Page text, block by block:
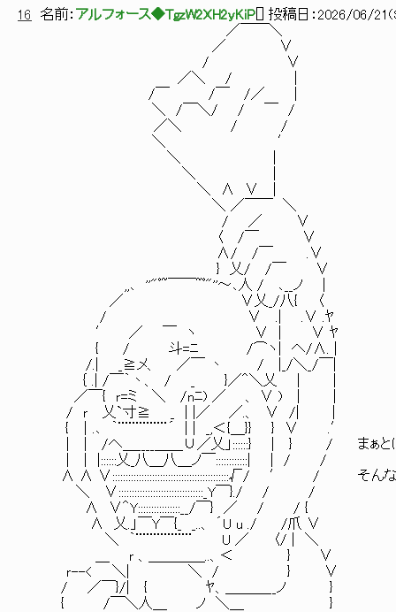
16 名前： アルフォース◆TgzW2XH2yKiP ] 投稿日： 2026/06/
／￣￣＼
／ ∨
/ ∨
／＼ / |
/￣ /￣ /／ |
＼ /￣＼/ / ￣ /
／＼ / /
＼ ′
＼ |
＼ |
＼ ∧ ∨ |
＼ ／￣￣ ＼
/ ／ ∨
〈 /￣ ∨
∧/ /￣ .∨
} 乂/ /￣ ∨
,,､ ''"ﾟ~￣￣~ﾟ"''～､人 / ､__ノ |
／ ∨乂_/八{ 〈
/ ∨ .| .∨ .ﾔ
′ ／ ￣ ヽ ∨ | ∨ ﾔ
{ / 斗=ﾆ /⌒ヽ| へ/∧. |
/.| _≧メ、 ／￣ 丶 / |_/＼_/￣|
｛ .| /￣｀丶、 / _ }／＾＼乂 | |
／￣{ ｒ=ミ ＼ /nﾆ) ／ 、 ∨ ) | |
/ ｒ 乂`寸≧ _ | |／ ／.、 ∨ /| |
{ ｜.､ ｀¨¨¨¨¨¨¨´ | | _,＜{＿}} } ∨ .′
| | /へ＿____＿＿∪／乂」::::::} | } / まぁとはいって
| | |::::::乂_八＿八＿ノ￣::::::::::::| | / /
∧ ∧ ∨::::::::::::::::::::::::::::::::::::::::::::√/ ′ / そんなグルメ
＼ ∨::::::::::::::::::::::::::::::::_Y￣}./ / /
∧ ∨＾Y::::::::::::::::__/￣} ／ / / {
∧ 乂.」￣Y￣{_ _..、 ´U u ./ /爪 ∨
＼ ｀¨¨¨¨¨¨¨¨ U ／ 〈/ | ＼
＿ ｒ 、＿＿＿＿..、＜ } ∨
ｒ--< ＼| ＼ / } ∨
/ ／￣}/| { ﾔ、＿＿＿__ノ }
{ /￣＼人＿ ノ ＼＿ }